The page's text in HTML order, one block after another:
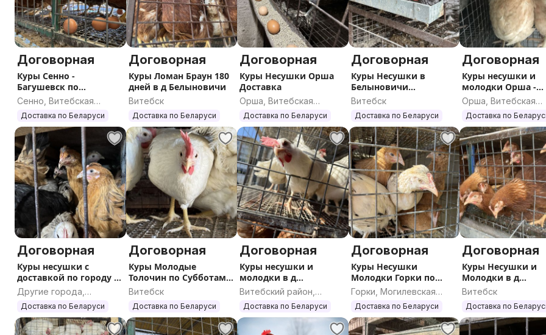
Договорная
Куры Сенно -
Багушевск по
Вторникам
Сенно, Витебская
область
Доставка по Беларуси
Договорная
Куры Ломан Браун 180
дней в д Белыновичи
Витебск
Доставка по Беларуси
Договорная
Куры Несушки Орша
Доставка
Орша, Витебская
область
Доставка по Беларуси
Договорная
Куры Несушки в
Белыновичи
Ежедневно + Доставка
Витебск
Доставка по Беларуси
Договорная
Куры несушки и
молодки Орша -
Барань Доставка
Орша, Витебская
область
Доставка по
Договорная
Куры несушки с
доставкой по городу и
району
Другие города,
Витебская область
Доставка по Беларуси
Договорная
Куры Молодые
Толочин по Субботам
11:30-12:00
Витебск
Доставка по Беларуси
Договорная
Куры несушки и
молодки в д
Белыновичи
Ежедневно
Витебский район,
Витебская область
Доставка по Беларуси
Договорная
Куры Несушки
Молодки Горки по
Субботам - 8:00 -9:00
Горки, Могилевская
область
Доставка по Беларуси
Договорная
Куры Несушки и
Молодки в д
Белыновичи
Витебск
Доставка по